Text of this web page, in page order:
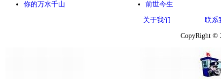
你的万水千山
前世今生
关于我们 联系
CopyRight ©